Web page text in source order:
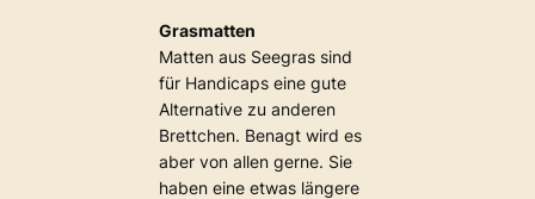
Grasmatten
Matten aus Seegras sind
für Handicaps eine gute
Alternative zu anderen
Brettchen. Benagt wird es
aber von allen gerne. Sie
haben eine etwas längere